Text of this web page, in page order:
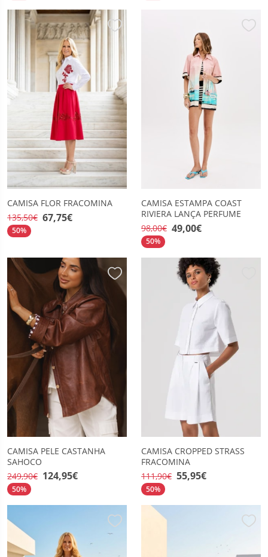
CAMISA FLOR FRACOMINA
135,50€ 67,75€
50%
CAMISA ESTAMPA COAST
RIVIERA LANÇA PERFUME
98,00€ 49,00€
50%
CAMISA PELE CASTANHA
SAHOCO
249,90€ 124,95€
50%
CAMISA CROPPED STRASS
FRACOMINA
111,90€ 55,95€
50%